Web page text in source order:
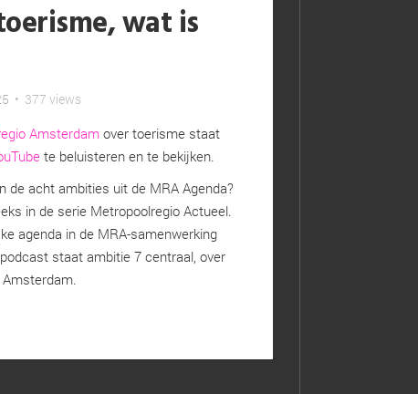
wat is
• 377 views
Amsterdam over toerisme staat
te beluisteren en te bekijken.
de acht ambities uit de MRA Agenda?
in de serie Metropoolregio Actueel.
agenda in de MRA-samenwerking
staat ambitie 7 centraal, over